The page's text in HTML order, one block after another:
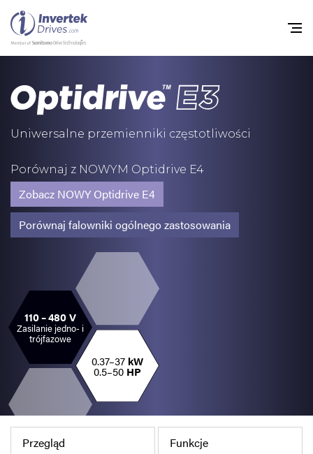
Uniwersalne przemienniki częstotliwości
Porównaj z NOWYM Optidrive E4
Zobacz NOWY Optidrive E4
Porównaj falowniki ogólnego zastosowania
110 – 480 V
Zasilanie jedno- i
trójfazowe
0.37–37 kW
0.5–50 HP
Przegląd Funkcje
Home
Nowości
Oferty pracy